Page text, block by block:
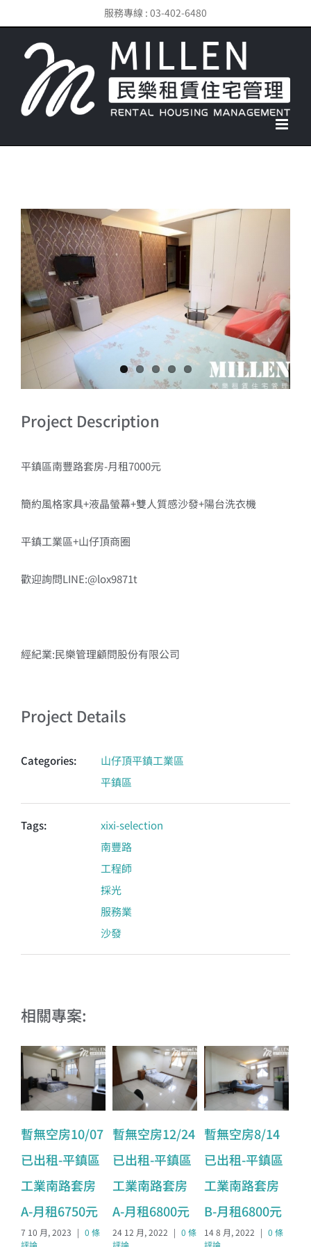
content
服務專線 : 03-402-6480
View
Larger
Image
Project Description
平鎮區南豐路套房-月租7000元
簡約風格家具+液晶螢幕+雙人質感沙發+陽台洗衣機
平鎮工業區+山仔頂商圈
歡迎詢問LINE:@lox9871t
經紀業:民樂管理顧問股份有限公司
Project Details
Categories:
山仔頂平鎮工業區
平鎮區
Tags:
xixi-selection
南豐路
工程師
採光
服務業
沙發
相關專案:
暫無空房10/07
已出租-平鎮區
工業南路套房
A-月租6750元
7 10 月, 2023 | 0 條
評論
暫無空房12/24
已出租-平鎮區
工業南路套房
A-月租6800元
24 12 月, 2022 | 0 條
評論
暫無空房8/14
已出租-平鎮區
工業南路套房
B-月租6800元
14 8 月, 2022 | 0 條
評論